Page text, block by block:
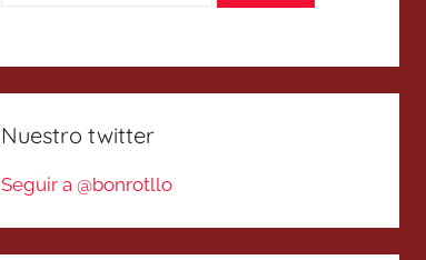
Nuestro twitter
Seguir a @bonrotllo